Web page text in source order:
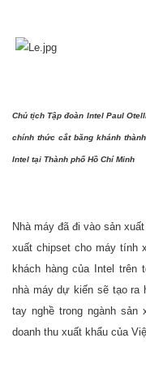
Chủ tịch Tập đoàn Intel Paul
chính thức cắt băng khánh
Intel tại Thành phố Hồ Chí Minh
Nhà máy đã đi vào sản
xuất chipset cho máy tính
khách hàng của Intel trên
nhà máy dự kiến sẽ tạo ra
tay nghề trong ngành sản
doanh thu xuất khẩu của